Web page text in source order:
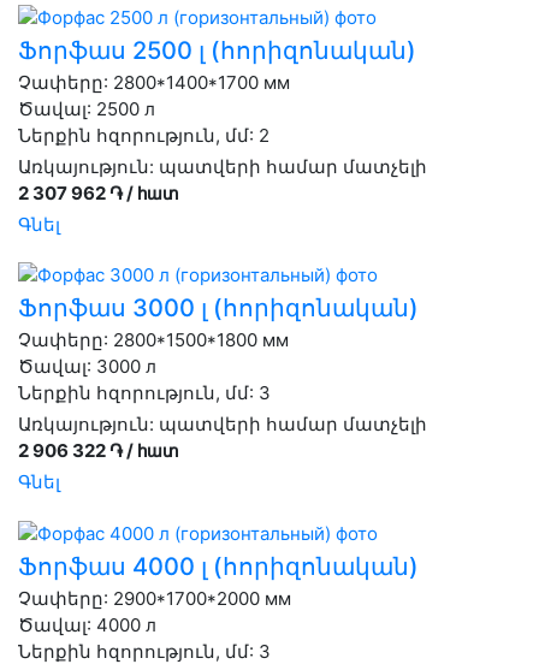
Ֆորֆաս 2500 լ (հորիզոնական)
Չափերը: 2800*1400*1700 мм
Ծավալ: 2500 л
Ներքին հզորություն, մմ: 2
Առկայություն: պատվերի համար մատչելի
2 307 962 ֏ / հատ
Գնել
Ֆորֆաս 3000 լ (հորիզոնական)
Չափերը: 2800*1500*1800 мм
Ծավալ: 3000 л
Ներքին հզորություն, մմ: 3
Առկայություն: պատվերի համար մատչելի
2 906 322 ֏ / հատ
Գնել
Ֆորֆաս 4000 լ (հորիզոնական)
Չափերը: 2900*1700*2000 мм
Ծավալ: 4000 л
Ներքին հզորություն, մմ: 3